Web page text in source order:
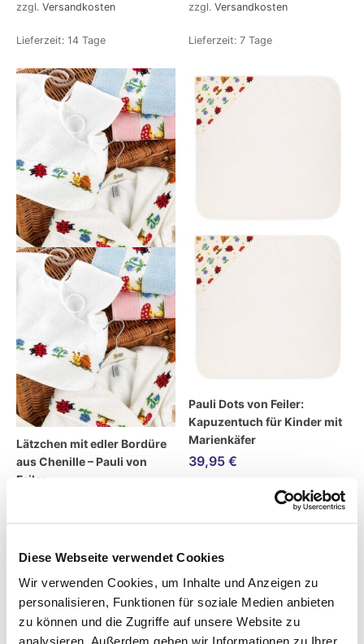
Diese Webseite verwendet Cookies
Wir verwenden Cookies, um Inhalte und Anzeigen zu
personalisieren, Funktionen für soziale Medien anbieten
zu können und die Zugriffe auf unsere Website zu
zzgl. Versandkosten
Lieferzeit: 14 Tage
zzgl. Versandkosten
Lieferzeit: 7 Tage
Lätzchen mit edler Bordüre
aus Chenille – Pauli von
Feiler
inkl. MwSt.
zzgl.Versandkosten
Pauli Dots von Feiler:
Kapuzentuch für Kinder mit
Marienkäfer
39,95 €
inkl. MwSt.
zzgl.Versandkosten